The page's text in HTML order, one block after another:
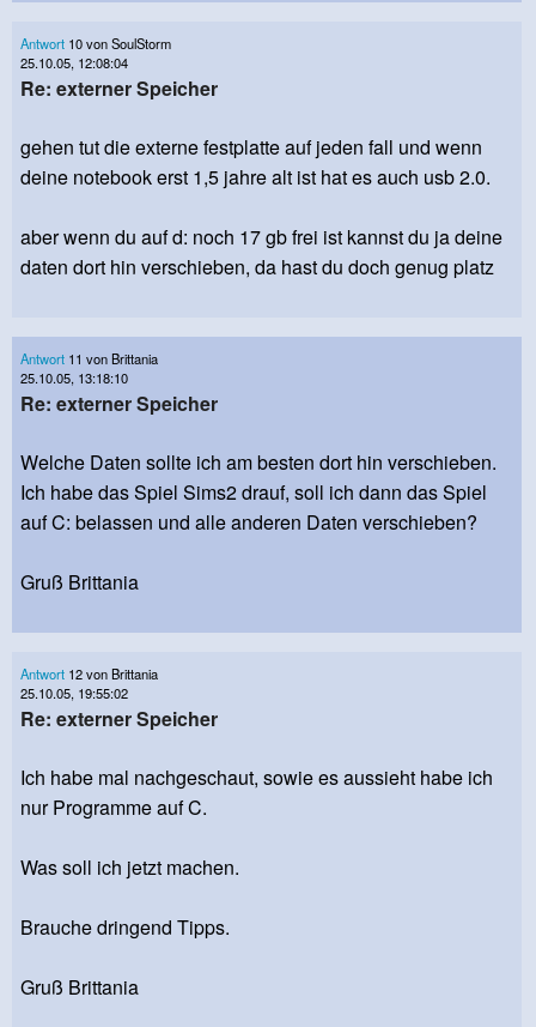
Antwort 10 von SoulStorm
25.10.05, 12:08:04
Re: externer Speicher
gehen tut die externe festplatte auf jeden fall und wenn
deine notebook erst 1,5 jahre alt ist hat es auch usb 2.0.
aber wenn du auf d: noch 17 gb frei ist kannst du ja deine
daten dort hin verschieben, da hast du doch genug platz
Antwort 11 von Brittania
25.10.05, 13:18:10
Re: externer Speicher
Welche Daten sollte ich am besten dort hin verschieben.
Ich habe das Spiel Sims2 drauf, soll ich dann das Spiel
auf C: belassen und alle anderen Daten verschieben?
Gruß Brittania
Antwort 12 von Brittania
25.10.05, 19:55:02
Re: externer Speicher
Ich habe mal nachgeschaut, sowie es aussieht habe ich
nur Programme auf C.
Was soll ich jetzt machen.
Brauche dringend Tipps.
Gruß Brittania